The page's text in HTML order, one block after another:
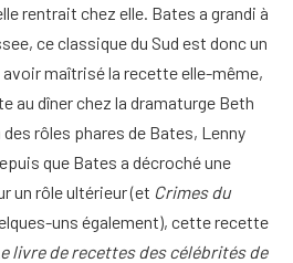
rentrait chez elle. Bates a grandi à
ce classique du Sud est donc un
maîtrisé la recette elle-même,
au dîner chez la dramaturge Beth
des rôles phares de Bates, Lenny
que Bates a décroché une
un rôle ultérieur (et Crimes du
uns également), cette recette
livre de recettes des célébrités de